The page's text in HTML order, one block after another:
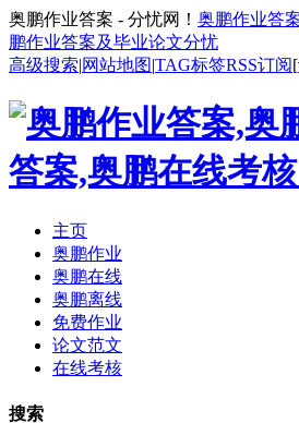
奥鹏作业答案 - 分忧网！ 奥鹏作业答
鹏作业答案及毕业论文分忧
高级搜索|网站地图|TAG标签RSS订阅[
主页
奥鹏作业
奥鹏在线
奥鹏离线
免费作业
论文范文
在线考核
搜索